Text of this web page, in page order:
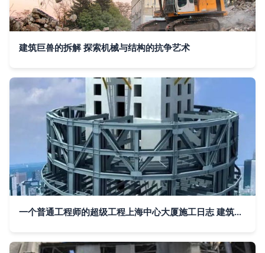
建筑巨兽的拆解 探索机械与结构的抗争艺术
一个普通工程师的超级工程上海中心大厦施工日志 建筑物拆除作业详细记录